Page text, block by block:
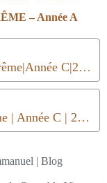
– Année A
Homélie pour le 1er dimanche du Carême|Année C|2019
Homélie du 3ème dimanche du carême | Année C | 2019